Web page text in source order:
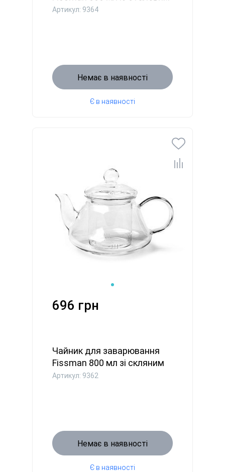
...
Артикул: 9364
Немає в наявності
Є в наявності
696 грн
Чайник для заварювання
Fissman 800 мл зі скляним
ф...
Артикул: 9362
Немає в наявності
Є в наявності